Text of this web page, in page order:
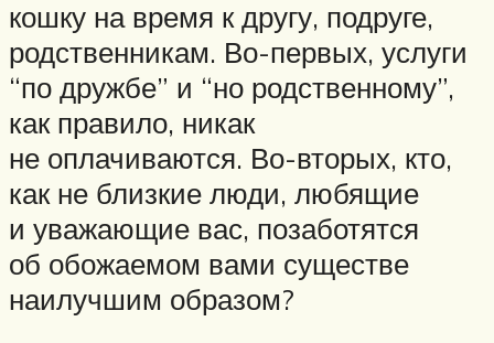
кошку на время к другу, подруге,
родственникам. Во-первых, услуги
“по дружбе” и “но родственному”,
как правило, никак
не оплачиваются. Во-вторых, кто,
как не близкие люди, любящие
и уважающие вас, позаботятся
об обожаемом вами существе
наилучшим образом?